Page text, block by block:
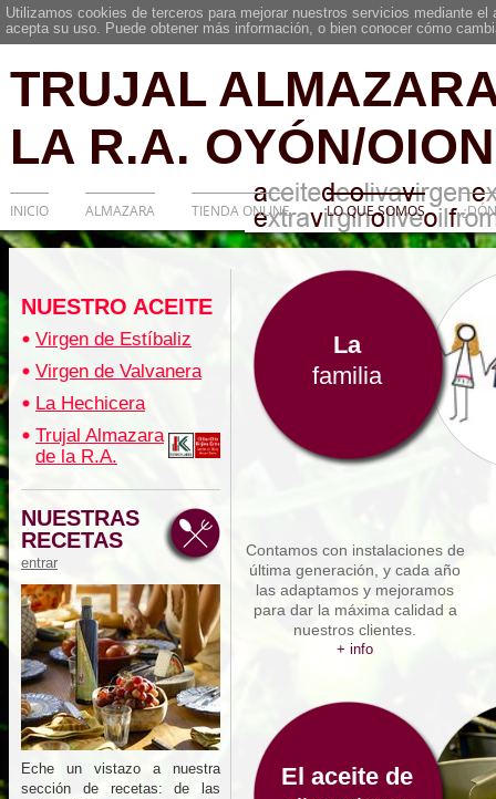
Utilizamos cookies de terceros para mejorar nuestros servicios mediante
acepta su uso. Puede obtener más información, o bien conocer cómo
TRUJAL
LA R.A. OYÓN/OION
INICIO ALMAZARA TIENDA ONLINE LO QUE SOMOS
NUESTRO ACEITE
Virgen de Estíbaliz
Virgen de Valvanera
La Hechicera
Trujal Almazara
de la R.A.
NUESTRAS
RECETAS
entrar
Eche un vistazo a nuestra
sección de recetas: de las
La
familia
Contamos con instalaciones de
última generación, y cada año
las adaptamos y mejoramos
para dar la máxima calidad a
nuestros clientes.
+ info
El aceite de